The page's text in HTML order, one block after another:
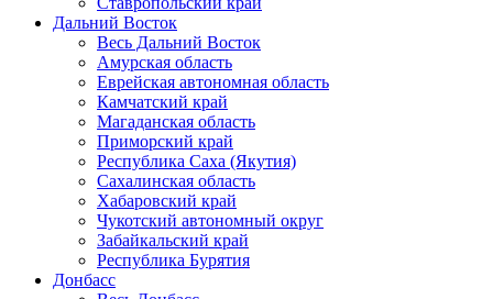
Дальний Восток
Весь Дальний Восток
Амурская область
Еврейская автономная область
Камчатский край
Магаданская область
Приморский край
Республика Саха (Якутия)
Сахалинская область
Хабаровский край
Чукотский автономный округ
Забайкальский край
Республика Бурятия
Донбасс